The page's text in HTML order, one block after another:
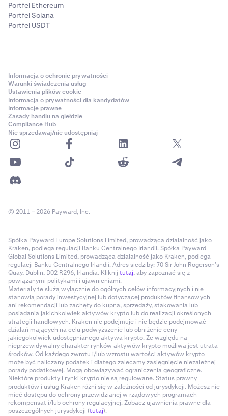
Portfel Ethereum
Portfel Solana
Portfel USDT
Informacja o ochronie prywatności
Warunki świadczenia usług
Ustawienia plików cookie
Informacja o prywatności dla kandydatów
Informacje prawne
Zasady handlu na giełdzie
Compliance Hub
Nie sprzedawaj/nie udostępniaj
© 2011 – 2026 Payward, Inc.
Spółka Payward Europe Solutions Limited, prowadząca działalność jako
Kraken, podlega regulacji Banku Centralnego Irlandii. Spółka Payward
Global Solutions Limited, prowadząca działalność jako Kraken, podlega
regulacji Banku Centralnego Irlandii. Adres siedziby: 70 Sir John Rogerson’s
Quay, Dublin, D02 R296, Irlandia. Kliknij tutaj, aby zapoznać się z
powiązanymi politykami i ujawnieniami.
Materiały te służą wyłącznie do ogólnych celów informacyjnych i nie
stanowią porady inwestycyjnej lub dotyczącej produktów finansowych
ani rekomendacji lub zachęty do kupna, sprzedaży, stakowania lub
posiadania jakichkolwiek aktywów krypto lub do realizacji określonych
strategii handlowych. Kraken nie podejmuje i nie będzie podejmować
działań mających na celu podwyższenie lub obniżenie ceny
jakiegokolwiek udostępnianego aktywa krypto. Ze względu na
nieprzewidywalny charakter rynków aktywów krypto możliwa jest utrata
środków. Od każdego zwrotu i/lub wzrostu wartości aktywów krypto
może być naliczany podatek i dlatego zalecamy zasięgnięcie niezależnej
porady podatkowej. Mogą obowiązywać ograniczenia geograficzne.
Niektóre produkty i rynki krypto nie są regulowane. Status prawny
produktów i usług Kraken różni się w zależności od jurysdykcji. Możesz nie
mieć dostępu do ochrony przewidzianej w rządowych programach
rekompensat i/lub ochrony regulacyjnej. Zobacz ujawnienia prawne dla
poszczególnych jurysdykcji (tutaj).